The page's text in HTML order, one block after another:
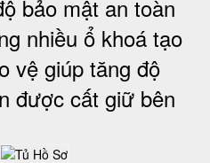
bảo mật an toàn
nhiều ổ khoá tạo
vệ giúp tăng độ
được cất giữ bên